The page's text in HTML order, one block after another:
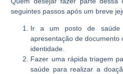
seguintes passos após um breve
Ir a um posto de saúde
apresentação de documento
identidade.
Fazer uma rápida triagem
saúde para realizar a